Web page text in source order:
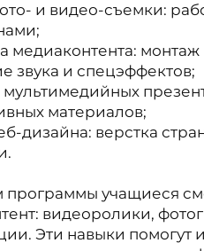
и видео-съемки:
медиаконтента:
звука и спецэффектов;
мультимедийных
материалов;
дизайна: верстка
программы учащиеся
видеоролики,
Эти навыки помогут